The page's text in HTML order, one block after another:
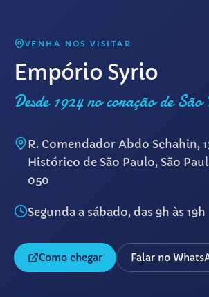
VENHA NOS VISITAR
Empório Syrio
Desde 1924 no coração de
R. Comendador Abdo Schahin,
Histórico de São Paulo, São
050
Segunda a sábado, das 9h às 19h
Como chegar Falar no